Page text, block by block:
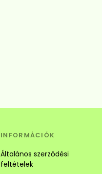
INFORMÁCIÓK
Általános szerződési
feltételek